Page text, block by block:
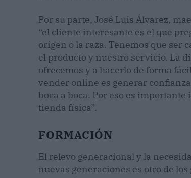
Por su parte, José Luis Álvarez,
“el cliente interesante es el que
origen o la raza. Tenemos que ser
el producto y nuestro servicio. La
ofrecemos y a hacerlo de forma
vender online es generar
boca a boca. Por eso es
tienda física”.
FORMACIÓN
El relevo generacional y la
nuevas generaciones es otro de